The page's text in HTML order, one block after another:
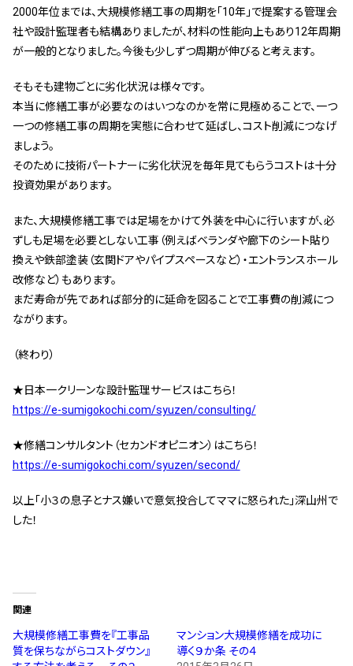
2000年位までは、大規模修繕工事の周期を「10年」で提案する管理会
社や設計監理者も結構ありましたが、材料の性能向上もあり12年周期
が一般的となりました。今後も少しずつ周期が伸びると考えます。
そもそも建物ごとに劣化状況は様々です。
本当に修繕工事が必要なのはいつなのかを常に見極めることで、一つ
一つの修繕工事の周期を実態に合わせて延ばし、コスト削減につなげ
ましょう。
そのために技術パートナーに劣化状況を毎年見てもらうコストは十分
投資効果があります。
また、大規模修繕工事では足場をかけて外装を中心に行いますが、必
ずしも足場を必要としない工事（例えばベランダや廊下のシート貼り
換えや鉄部塗装（玄関ドアやパイプスペースなど）・エントランスホール
改修など）もあります。
まだ寿命が先であれば部分的に延命を図ることで工事費の削減につ
ながります。
（終わり）
★日本一クリーンな設計監理サービスはこちら！
https://e-sumigokochi.com/syuzen/consulting/
★修繕コンサルタント（セカンドオピニオン）はこちら！
https://e-sumigokochi.com/syuzen/second/
以上「小３の息子とナス嫌いで意気投合してママに怒られた」深山州で
した！
関連
大規模修繕工事費を『工事品
質を保ちながらコストダウン』
マンション大規模修繕を成功に
導く９か条 その４